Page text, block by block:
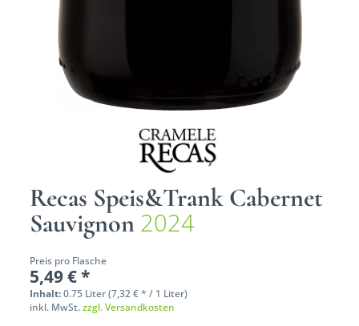
Recas Speis&Trank Cabernet
Sauvignon 2024
Preis pro Flasche
5,49 € *
Inhalt:0.75 Liter (7,32 € * / 1 Liter)
inkl. MwSt.zzgl. Versandkosten